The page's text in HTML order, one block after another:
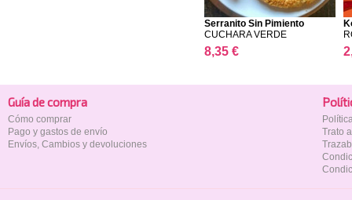
Serranito Sin Pimiento
CUCHARA VERDE
8,35 €
Guía de compra
Cómo comprar
Pago y gastos de envío
Envíos, Cambios y devoluciones
Trato